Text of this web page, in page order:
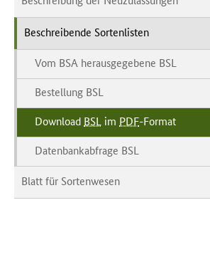
Beschreibende Sortenlisten
Vom BSA herausgegebene BSL
Bestellung BSL
Download BSL im PDF-Format
Datenbankabfrage BSL
Blatt für Sortenwesen